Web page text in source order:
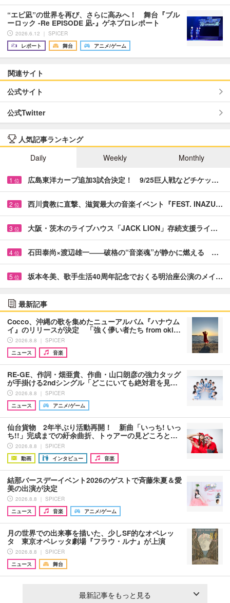
“エピ凪”の世界を再び、さらに高みへ！ 舞台『ブル
ーロック -Re EPISODE 凪-』ゲネプロレポート
2026.6.12 ｜ SPICER
レポート
舞台 アニメ/ゲーム
関連サイト
公式サイト
公式Twitter
人気記事ランキング
Daily
Weekly Monthly
1 位 広島東洋カープ追加3試合決定！ 9/25巨人戦などチケッ…
2 位 西川貴教に直撃、滋賀最大の音楽イベント『FEST. INAZU…
3 位 大阪・茨木のライブハウス「JACK LION」存続支援ライ…
4 位 石田泰尚×渡辺雄一――破格の“音楽魂”が静かに燃える …
5 位 坂本冬美、歌手生活40周年記念でおくる明治座公演のメイ…
最新記事
Cocco、沖縄の歌を集めたニューアルバム『ハナウム
イ』のリリースが決定 「強く儚い者たち from oki…
2026.8.8 ｜ SPICER
ニュース
音楽
RE-GE、作詞・畑亜貴、作曲・山口朗彦の強力タッグ
が手掛ける2ndシングル「どこにいても絶対君を見…
2026.8.8 ｜ SPICER
ニュース
アニメ/ゲーム
仙台貨物 2年半ぶり活動再開！ 新曲「いっち! いっ
ち!!」完成までの紆余曲折、トゥアーの見どころと…
2026.8.8 ｜ SPICER
動画
インタビュー 音楽
結那バースデーイベント2026のゲストで斉藤朱夏＆愛
美の出演が決定
2026.8.8 ｜ SPICER
ニュース
音楽 アニメ/ゲーム
月の世界での出来事を描いた、少しSF的なオペレッ
タ 東京オペレッタ劇場『フラウ・ルナ』が上演
2026.8.8 ｜ SPICER
ニュース
舞台
最新記事をもっと見る